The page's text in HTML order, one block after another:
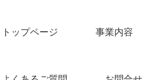
トップページ 事業内容